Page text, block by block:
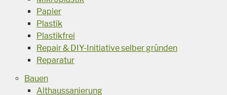
Papier
Plastik
Plastikfrei
Repair & DIY-Initiative selber gründen
Reparatur
Bauen
Althaussanierung